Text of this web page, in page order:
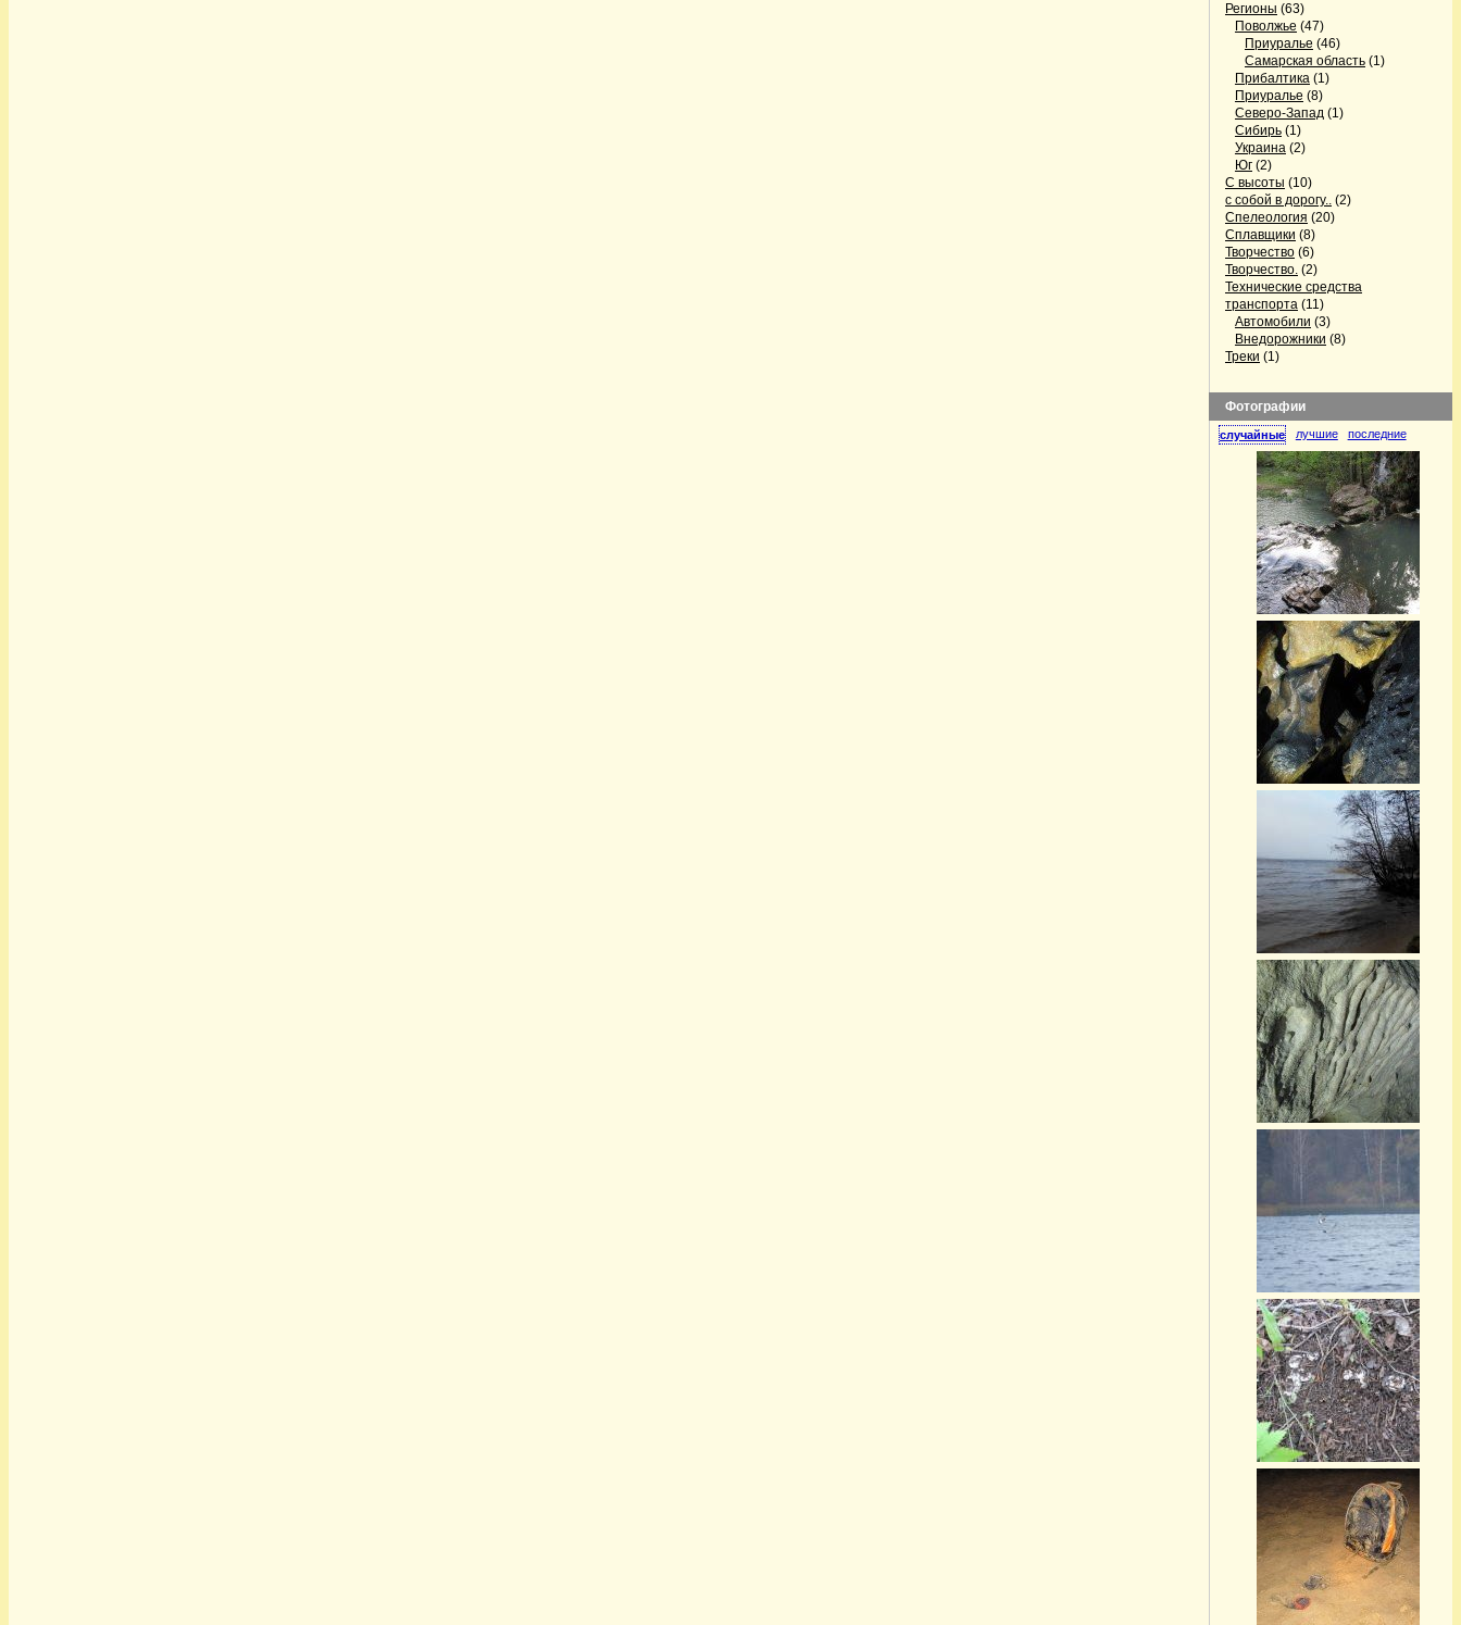
Регионы (63)
Поволжье (47)
Приуралье (46)
Самарская область (1)
Прибалтика (1)
Приуралье (8)
Северо-Запад (1)
Сибирь (1)
Украина (2)
Юг (2)
С высоты (10)
с собой в дорогу.. (2)
Спелеология (20)
Сплавщики (8)
Творчество (6)
Творчество. (2)
Технические средства
транспорта (11)
Автомобили (3)
Внедорожники (8)
Треки (1)
Фотографии
случайные лучшие последние